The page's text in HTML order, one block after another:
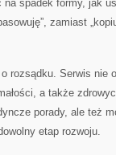
na spadek formy, jak
zamiast
rozsądku. Serwis nie
a także
porady, ale też
etap rozwoju.